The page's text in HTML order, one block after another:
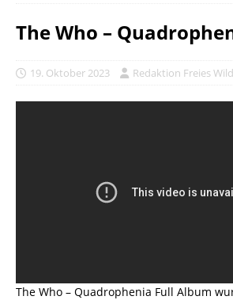
The Who –
19. Oktober 2023 Redaktion Freies
The Who – Quadrophenia Full Album